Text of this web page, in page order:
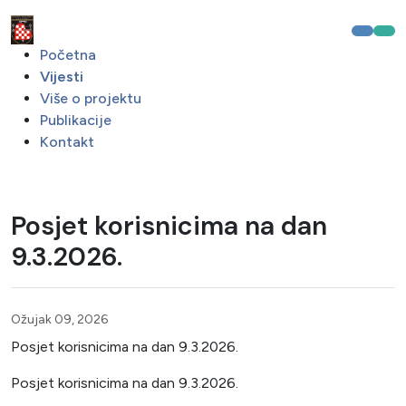
Početna
Vijesti
Više o projektu
Publikacije
Kontakt
Posjet korisnicima na dan
9.3.2026.
Ožujak 09, 2026
Posjet korisnicima na dan 9.3.2026.
Posjet korisnicima na dan 9.3.2026.